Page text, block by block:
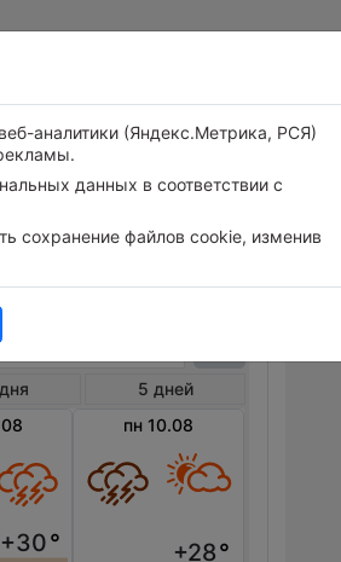
5 дней
+30°
пн 10.08
+28°
аналитики (Яндекс.Метрика, РСЯ)
данных в соответствии с
сохранение файлов cookie, изменив